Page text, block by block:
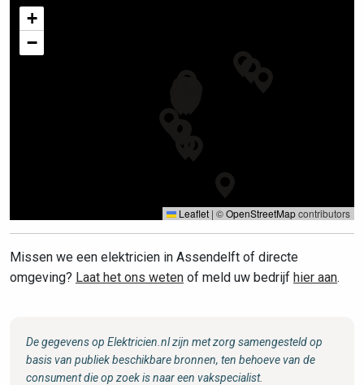
+
−
Leaflet | ©OpenStreetMapcontributors
Missen we een elektricien in Assendelft of directe
omgeving? Laat het ons weten of meld uw bedrijf hier aan.
De gegevens op Elektricien.nl zijn met zorg samengesteld op
basis van publiek beschikbare bronnen, ten behoeve van de
consument die op zoek is naar een vakspecialist.